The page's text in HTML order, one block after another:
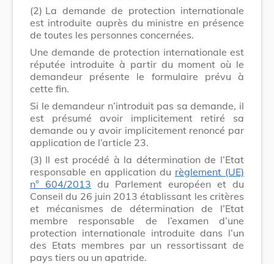
(2) La demande de protection internationale
est introduite auprès du ministre en présence
de toutes les personnes concernées.
Une demande de protection internationale est
réputée introduite à partir du moment où le
demandeur présente le formulaire prévu à
cette fin.
Si le demandeur n’introduit pas sa demande, il
est présumé avoir implicitement retiré sa
demande ou y avoir implicitement renoncé par
application de l’article 23.
(3) Il est procédé à la détermination de l’Etat
responsable en application du règlement (UE)
n° 604/2013 du Parlement européen et du
Conseil du 26 juin 2013 établissant les critères
et mécanismes de détermination de l’Etat
membre responsable de l’examen d’une
protection internationale introduite dans l’un
des Etats membres par un ressortissant de
pays tiers ou un apatride.